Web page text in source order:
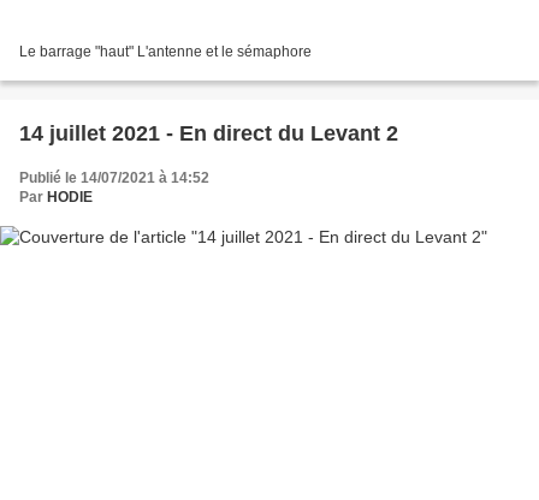
Le barrage "haut" L'antenne et le sémaphore
14 juillet 2021 - En direct du Levant 2
Publié le 14/07/2021 à 14:52
Par HODIE